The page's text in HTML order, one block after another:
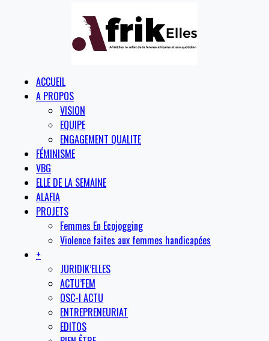
ACCUEIL
A PROPOS
VISION
EQUIPE
ENGAGEMENT QUALITE
FÉMINISME
VBG
ELLE DE LA SEMAINE
ALAFIA
PROJETS
Femmes En Ecojogging
Violence faites aux femmes handicapées
+
JURIDIK’ELLES
ACTU’FEM
OSC-I ACTU
ENTREPRENEURIAT
EDITOS